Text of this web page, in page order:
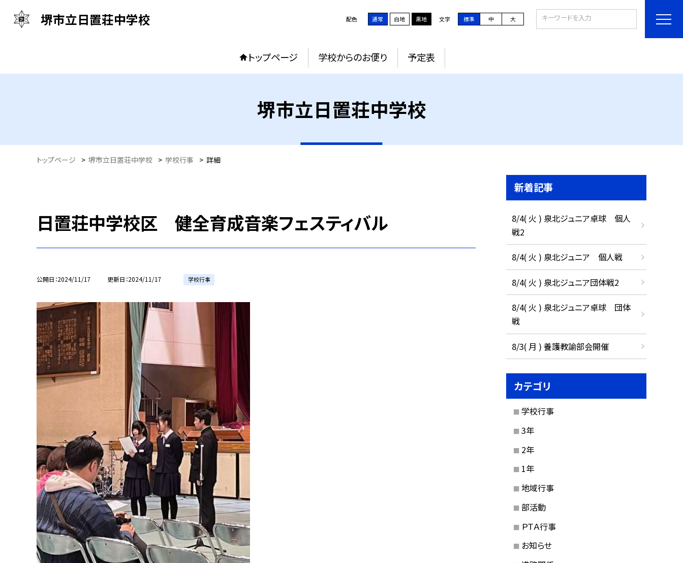
堺市立日置荘中学校 配色 通常 白地 黒地 文字 標準 中 大
トップページ 学校からのお便り 予定表
堺市立日置荘中学校
トップページ > 堺市立日置荘中学校 > 学校行事 > 詳細
日置荘中学校区 健全育成音楽フェスティバル
公開日 2024/11/17 更新日 2024/11/17 学校行事
新着記事
8/4( 火 ) 泉北ジュニア卓球 個人
戦2
8/4( 火 ) 泉北ジュニア 個人戦
8/4( 火 ) 泉北ジュニア団体戦2
8/4( 火 ) 泉北ジュニア卓球 団体
戦
8/3( 月 ) 養護教諭部会開催
カテゴリ
学校行事
3年
2年
1年
地域行事
部活動
ＰＴＡ行事
お知らせ